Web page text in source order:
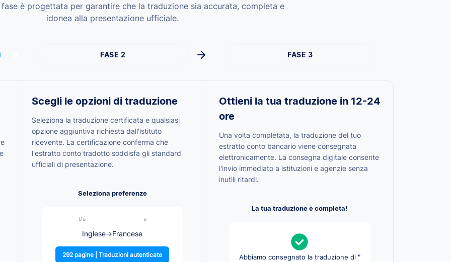
è progettata per garantire che la traduzione sia accurata, completa e
idonea alla presentazione ufficiale.
FASE 2 FASE 3
Scegli le opzioni di traduzione
Seleziona la traduzione certificata e qualsiasi
opzione aggiuntiva richiesta dall'istituto
ricevente. La certificazione conferma che
l'estratto conto tradotto soddisfa gli standard
ufficiali di presentazione.
Seleziona preferenze
Da a
Inglese→Francese
292 pagine | Traduzioni autenticate
Ottieni la tua traduzione in 12-24
ore
Una volta completata, la traduzione del tuo
estratto conto bancario viene consegnata
elettronicamente. La consegna digitale consente
l'invio immediato a istituzioni e agenzie senza
inutili ritardi.
La tua traduzione è completa!
Abbiamo consegnato la traduzione di "